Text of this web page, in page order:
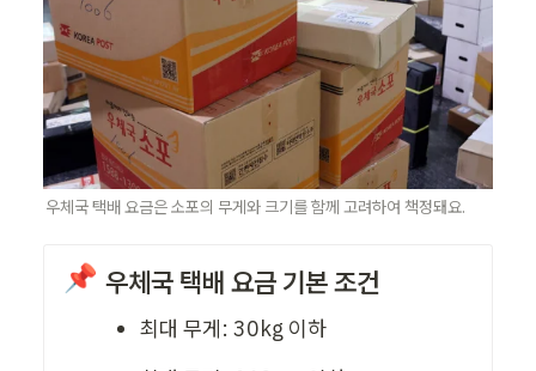
우체국 택배 요금은 소포의 무게와 크기를 함께 고려하여 책정돼요.
📌 우체국 택배 요금 기본 조건
최대 무게: 30kg 이하